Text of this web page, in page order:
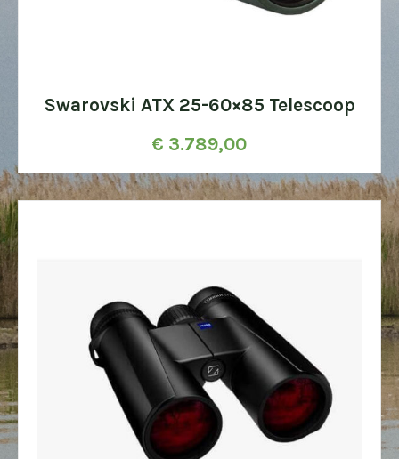
Swarovski ATX 25-60×85 Telescoop
€ 3.789,00